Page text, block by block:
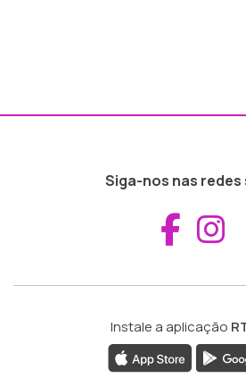
Siga-nos nas redes
Instale a aplicação